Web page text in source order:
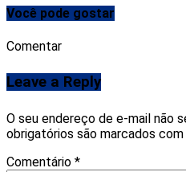
Você pode gostar
Comentar
Leave a Reply
O seu endereço de e-mail não
obrigatórios são marcados com
Comentário *